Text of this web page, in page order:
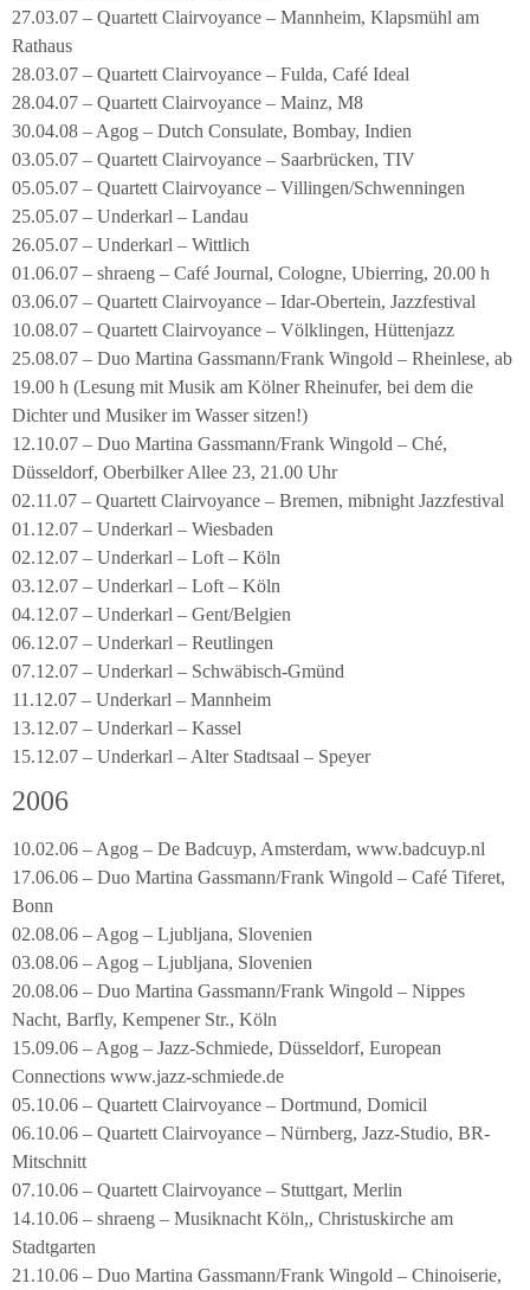
27.03.07 – Quartett Clairvoyance – Mannheim, Klapsmühl am
Rathaus
28.03.07 – Quartett Clairvoyance – Fulda, Café Ideal
28.04.07 – Quartett Clairvoyance – Mainz, M8
30.04.08 – Agog – Dutch Consulate, Bombay, Indien
03.05.07 – Quartett Clairvoyance – Saarbrücken, TIV
05.05.07 – Quartett Clairvoyance – Villingen/Schwenningen
25.05.07 – Underkarl – Landau
26.05.07 – Underkarl – Wittlich
01.06.07 – shraeng – Café Journal, Cologne, Ubierring, 20.00 h
03.06.07 – Quartett Clairvoyance – Idar-Obertein, Jazzfestival
10.08.07 – Quartett Clairvoyance – Völklingen, Hüttenjazz
25.08.07 – Duo Martina Gassmann/Frank Wingold – Rheinlese, ab
19.00 h (Lesung mit Musik am Kölner Rheinufer, bei dem die
Dichter und Musiker im Wasser sitzen!)
12.10.07 – Duo Martina Gassmann/Frank Wingold – Ché,
Düsseldorf, Oberbilker Allee 23, 21.00 Uhr
02.11.07 – Quartett Clairvoyance – Bremen, mibnight Jazzfestival
01.12.07 – Underkarl – Wiesbaden
02.12.07 – Underkarl – Loft – Köln
03.12.07 – Underkarl – Loft – Köln
04.12.07 – Underkarl – Gent/Belgien
06.12.07 – Underkarl – Reutlingen
07.12.07 – Underkarl – Schwäbisch-Gmünd
11.12.07 – Underkarl – Mannheim
13.12.07 – Underkarl – Kassel
15.12.07 – Underkarl – Alter Stadtsaal – Speyer
2006
10.02.06 – Agog – De Badcuyp, Amsterdam, www.badcuyp.nl
17.06.06 – Duo Martina Gassmann/Frank Wingold – Café Tiferet,
Bonn
02.08.06 – Agog – Ljubljana, Slovenien
03.08.06 – Agog – Ljubljana, Slovenien
20.08.06 – Duo Martina Gassmann/Frank Wingold – Nippes
Nacht, Barfly, Kempener Str., Köln
15.09.06 – Agog – Jazz-Schmiede, Düsseldorf, European
Connections www.jazz-schmiede.de
05.10.06 – Quartett Clairvoyance – Dortmund, Domicil
06.10.06 – Quartett Clairvoyance – Nürnberg, Jazz-Studio, BR-
Mitschnitt
07.10.06 – Quartett Clairvoyance – Stuttgart, Merlin
14.10.06 – shraeng – Musiknacht Köln,, Christuskirche am
Stadtgarten
21.10.06 – Duo Martina Gassmann/Frank Wingold – Chinoiserie,